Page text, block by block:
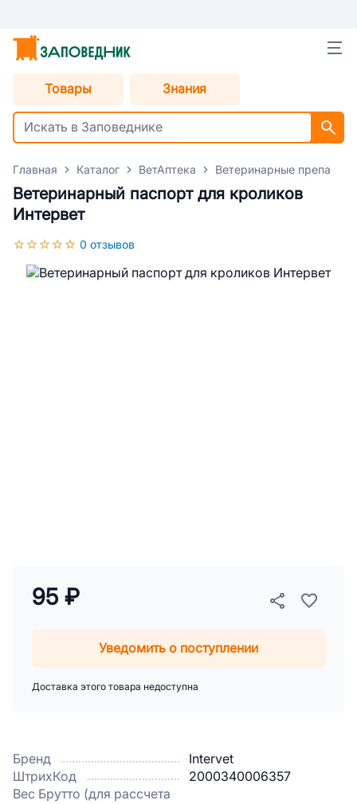
Товары Знания
Главная Каталог ВетАптека Ветеринарные
Ветеринарный паспорт для кроликов
Интервет
0 отзывов
Бренд
Intervet
ШтрихКод
2000340006357
Вес Брутто (для рассчета
95 ₽
Уведомить о поступлении
Доставка этого товара недоступна